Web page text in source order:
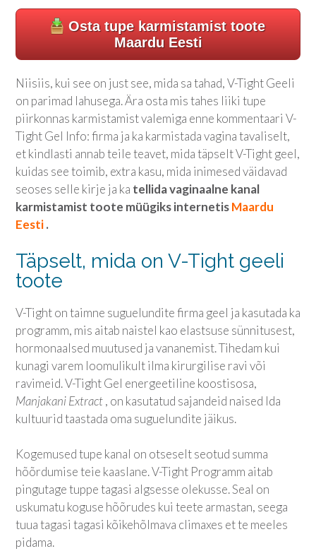
Osta tupe karmistamist toote
Maardu Eesti
Niisiis, kui see on just see, mida sa tahad, V-Tight Geeli
on parimad lahusega. Ära osta mis tahes liiki tupe
piirkonnas karmistamist valemiga enne kommentaari V-
Tight Gel Info: firma ja ka karmistada vagina tavaliselt,
et kindlasti annab teile teavet, mida täpselt V-Tight geel,
kuidas see toimib, extra kasu, mida inimesed väidavad
seoses selle kirje ja ka tellida vaginaalne kanal
karmistamist toote müügiks internetisMaardu
Eesti.
Täpselt, mida on V-Tight geeli
toote
V-Tight on taimne suguelundite firma geel ja kasutada ka
programm, mis aitab naistel kao elastsuse sünnitusest,
hormonaalsed muutused ja vananemist. Tihedam kui
kunagi varem loomulikult ilma kirurgilise ravi või
ravimeid. V-Tight Gel energeetiline koostisosa,
Manjakani Extract, on kasutatud sajandeid naised Ida
kultuurid taastada oma suguelundite jäikus.
Kogemused tupe kanal on otseselt seotud summa
hõõrdumise teie kaaslane. V-Tight Programm aitab
pingutage tuppe tagasi algsesse olekusse. Seal on
uskumatu koguse hõõrudes kui teete armastan, seega
tuua tagasi tagasi kõikehõlmava climaxes et te meeles
pidama.